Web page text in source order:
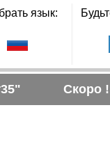
язык:
Скоро !